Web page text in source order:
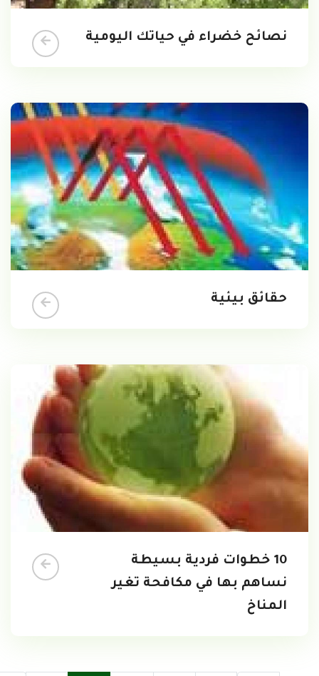
نصائح خضراء في حياتك اليومية
حقائق بيئية
10 خطوات فردية بسيطة
نساهم بها في مكافحة تغير
المناخ